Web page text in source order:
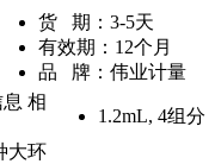
货 期： 3-5天
有效期： 12个月
品 牌： 伟业计量
1.2mL, 4组分
相
大环